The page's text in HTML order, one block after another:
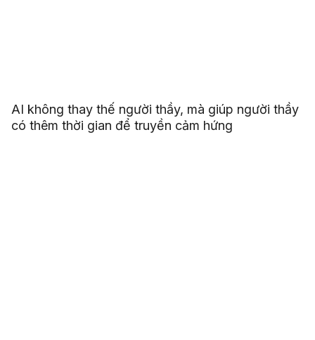
AI không thay thế người thầy, mà giúp người thầy
có thêm thời gian để truyền cảm hứng